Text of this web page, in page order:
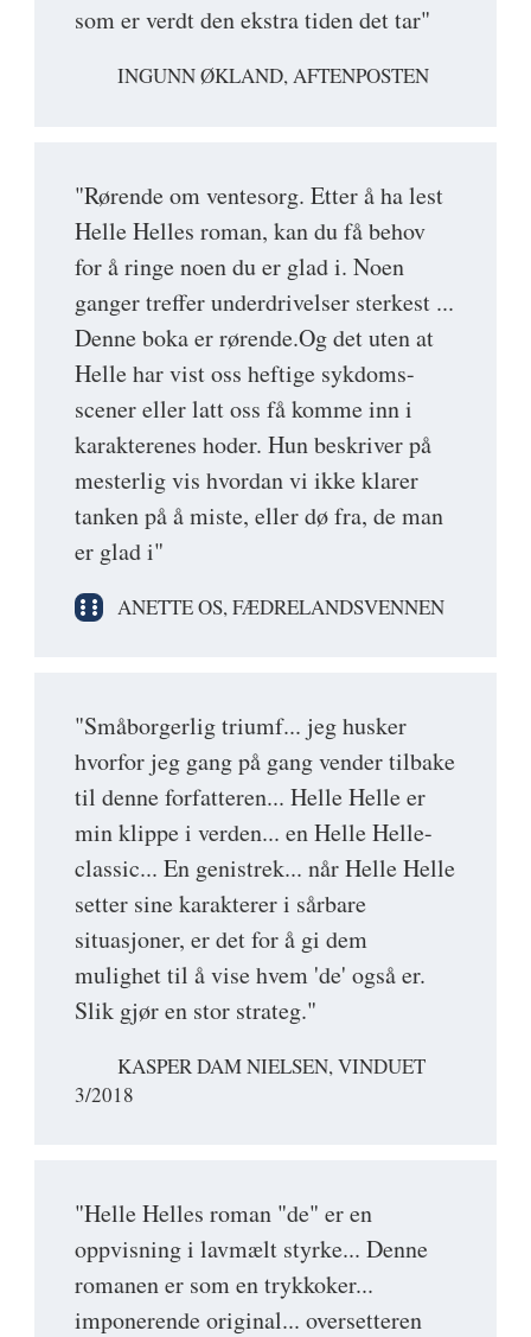
som er verdt den ekstra tiden det tar"
INGUNN ØKLAND, AFTENPOSTEN
"Rørende om ventesorg. Etter å ha lest
Helle Helles roman, kan du få behov
for å ringe noen du er glad i. Noen
ganger treffer underdrivelser sterkest ...
Denne boka er rørende.Og det uten at
Helle har vist oss heftige sykdoms-
scener eller latt oss få komme inn i
karakterenes hoder. Hun beskriver på
mesterlig vis hvordan vi ikke klarer
tanken på å miste, eller dø fra, de man
er glad i"
ANETTE OS, FÆDRELANDSVENNEN
"Småborgerlig triumf... jeg husker
hvorfor jeg gang på gang vender tilbake
til denne forfatteren... Helle Helle er
min klippe i verden... en Helle Helle-
classic... En genistrek... når Helle Helle
setter sine karakterer i sårbare
situasjoner, er det for å gi dem
mulighet til å vise hvem 'de' også er.
Slik gjør en stor strateg."
KASPER DAM NIELSEN, VINDUET
3/2018
"Helle Helles roman "de" er en
oppvisning i lavmælt styrke... Denne
romanen er som en trykkoker...
imponerende original... oversetteren